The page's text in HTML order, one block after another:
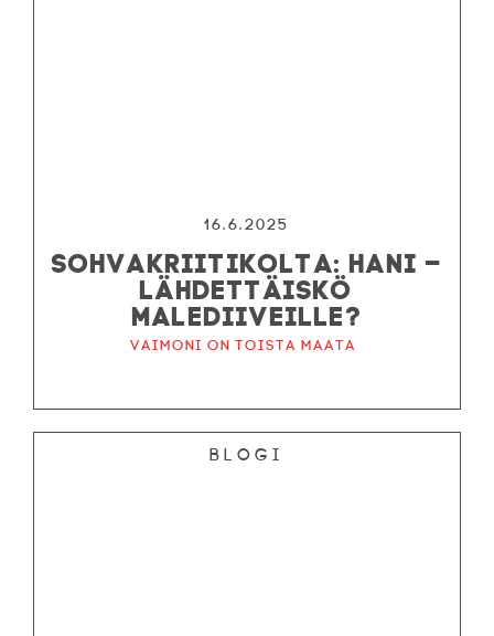
16.6.2025
SOHVAKRIITIKOLTA: HANI –
LÄHDETTÄISKÖ
MALEDIIVEILLE?
Vaimoni on toista maata
Blogi